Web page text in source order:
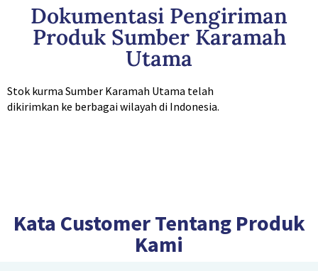
Dokumentasi Pengiriman
Produk Sumber Karamah
Utama
Stok kurma Sumber Karamah Utama telah
dikirimkan ke berbagai wilayah di Indonesia.
Kata Customer Tentang Produk
Kami